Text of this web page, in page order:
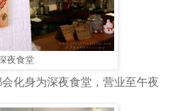
夜食堂
化身为深夜食堂，营业至午夜